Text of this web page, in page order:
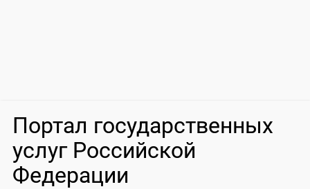
Портал государственных
услуг Российской
Федерации